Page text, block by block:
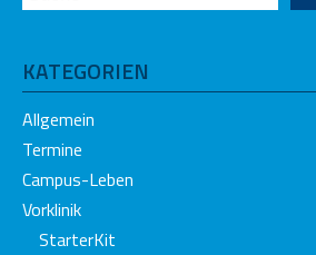
KATEGORIEN
Allgemein
Termine
Campus-Leben
Vorklinik
StarterKit